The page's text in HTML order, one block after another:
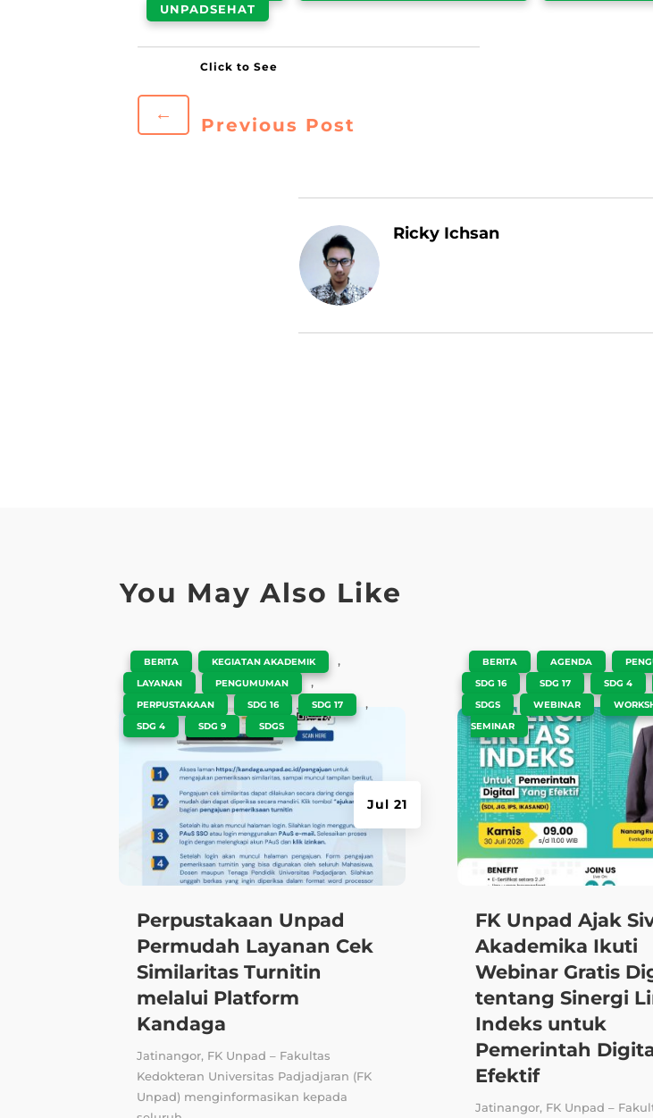
UNPADSEHAT
←
Previous Post
Ricky Ichsan
You May Also Like
Perpustakaan Unpad
Permudah Layanan Cek
Similaritas Turnitin
melalui Platform
Kandaga
Jul 21
BERITA KEGIATAN AKADEMIK ,
LAYANAN PENGUMUMAN ,
PERPUSTAKAAN SDG 16 SDG 17 ,
SDG 4 SDG 9 SDGS
Jatinangor, FK Unpad – Fakultas
Kedokteran Universitas Padjadjaran (FK
Unpad) menginformasikan kepada
FK Unpad Ajak
Akademika Ikuti
Webinar Gratis
tentang Sinergi
Indeks untuk
Pemerintah
Efektif
BERITA AGENDA
SDG 16 SDG 17 SDG 4
SDGS WEBINAR
SEMINAR
Jatinangor, FK Unpad –